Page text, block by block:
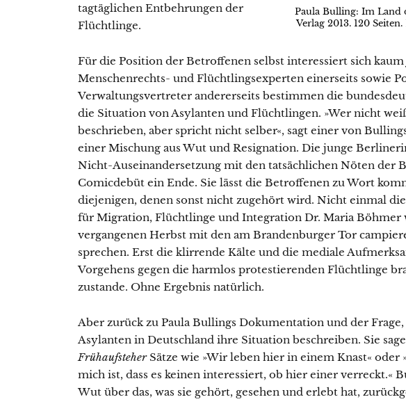
Paula Bulling: Im Land
Verlag 2013. 120 Seiten.
tagtäglichen Entbehrungen der
Flüchtlinge.
Für die Position der Betroffenen selbst interessiert sich kaum
Menschenrechts- und Flüchtlingsexperten einerseits sowie
Verwaltungsvertreter andererseits bestimmen die
die Situation von Asylanten und Flüchtlingen. »Wer nicht
beschrieben, aber spricht nicht selber«, sagt einer von
einer Mischung aus Wut und Resignation. Die junge
Nicht-Auseinandersetzung mit den tatsächlichen Nöten der
Comicdebüt ein Ende. Sie lässt die Betroffenen zu Wort
diejenigen, denen sonst nicht zugehört wird. Nicht einmal
für Migration, Flüchtlinge und Integration Dr. Maria Böhmer
vergangenen Herbst mit den am Brandenburger Tor
sprechen. Erst die klirrende Kälte und die mediale
Vorgehens gegen die harmlos protestierenden Flüchtlinge
zustande. Ohne Ergebnis natürlich.
Aber zurück zu Paula Bullings Dokumentation und der
Asylanten in Deutschland ihre Situation beschreiben. Sie
Frühaufsteher Sätze wie »Wir leben hier in einem Knast« oder
mich ist, dass es keinen interessiert, ob hier einer verreckt.«
Wut über das, was sie gehört, gesehen und erlebt hat,